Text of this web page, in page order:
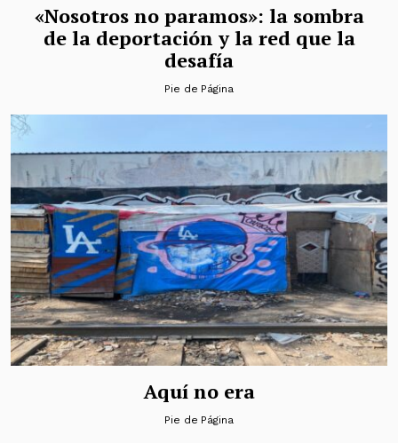
«Nosotros no paramos»: la sombra
de la deportación y la red que la
desafía
Pie de Página
Aquí no era
Pie de Página